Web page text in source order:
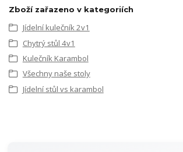
Zboží zařazeno v kategoriích
Jídelní kulečník 2v1
Chytrý stůl 4v1
Kulečník Karambol
Všechny naše stoly
Jídelní stůl vs karambol